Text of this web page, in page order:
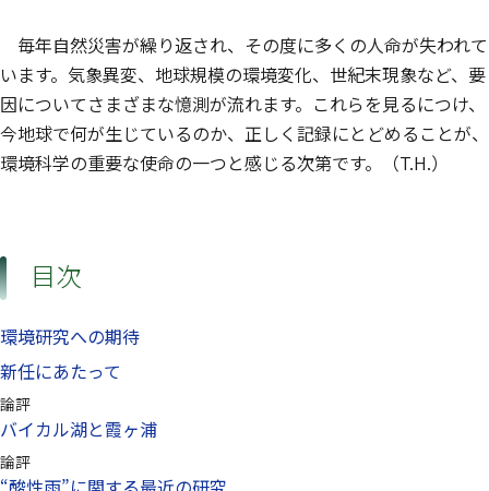
毎年自然災害が繰り返され、その度に多くの人命が失われて
います。気象異変、地球規模の環境変化、世紀末現象など、要
因についてさまざまな憶測が流れます。これらを見るにつけ、
今地球で何が生じているのか、正しく記録にとどめることが、
環境科学の重要な使命の一つと感じる次第です。（T.H.）
目次
環境研究への期待
新任にあたって
論評
バイカル湖と霞ヶ浦
論評